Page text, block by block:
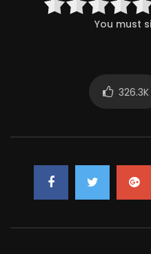
Natalya
Natalya
ЗИНАИДА
Sergei Filippov
ШВЕДСКИЙ ПОСОЛ
Leonid Gaidai
WRITING
Raisa
Leonid Derbenyov
SOUND
You must
326.3K